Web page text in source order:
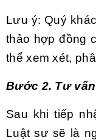
Lưu ý: Quý
thảo hợp đồng
thể xem xét,
Bước 2. Tư
Sau khi tiếp
Luật sư sẽ là